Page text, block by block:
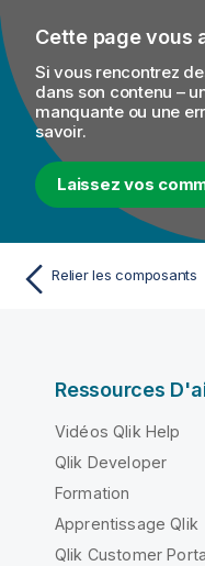
Cette page vous
Si vous rencontrez
dans son contenu –
manquante ou une
savoir.
Laissez vos
Relier les composants
Ressources
Vidéos Qlik Help
Qlik Developer
Formation
Apprentissage Qlik
Qlik Customer